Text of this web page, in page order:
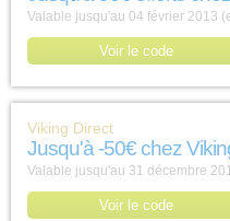
Valable jusqu'au 04 février 2013
Voir le code
Viking Direct
Jusqu'à -50€ chez
Valable jusqu'au 31 décembre
Voir le code